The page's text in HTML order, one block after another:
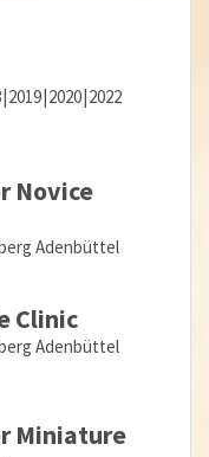
2019 2020 2022
Novice
Adenbüttel
Clinic
Adenbüttel
Miniature